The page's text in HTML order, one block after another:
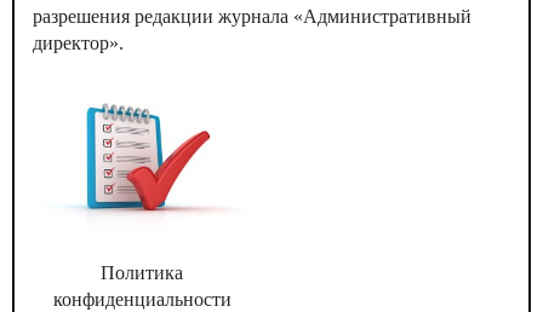
разрешения редакции журнала «Административный
директор».
Политика
конфиденциальности